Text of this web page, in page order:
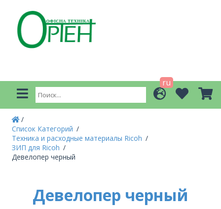
ru
Список Категорий
Техника и расходные материалы Ricoh
ЗИП для Ricoh
Девелопер черный
Девелопер черный